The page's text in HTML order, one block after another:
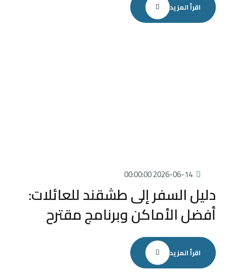
اقرأ المزيد
2026-06-14 00:00:00
دليل السفر إلى طشقند للعائلات:
أفضل الأماكن وبرنامج مقترح
اقرأ المزيد